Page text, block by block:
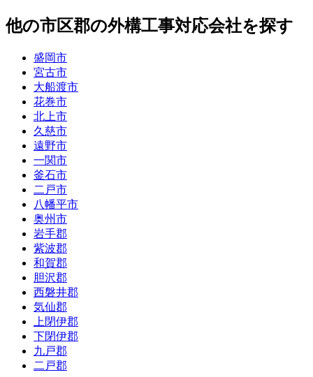
他の市区郡の外構工事対応会社を探す
盛岡市
宮古市
大船渡市
花巻市
北上市
久慈市
遠野市
一関市
釜石市
二戸市
八幡平市
奥州市
岩手郡
紫波郡
和賀郡
胆沢郡
西磐井郡
気仙郡
上閉伊郡
下閉伊郡
九戸郡
二戸郡